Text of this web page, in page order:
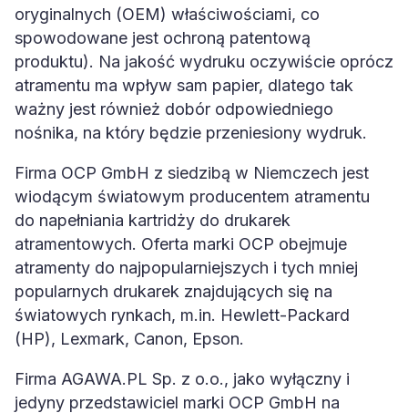
oryginalnych (OEM) właściwościami, co
spowodowane jest ochroną patentową
produktu). Na jakość wydruku oczywiście oprócz
atramentu ma wpływ sam papier, dlatego tak
ważny jest również dobór odpowiedniego
nośnika, na który będzie przeniesiony wydruk.
Firma OCP GmbH z siedzibą w Niemczech jest
wiodącym światowym producentem atramentu
do napełniania kartridży do drukarek
atramentowych. Oferta marki OCP obejmuje
atramenty do najpopularniejszych i tych mniej
popularnych drukarek znajdujących się na
światowych rynkach, m.in. Hewlett-Packard
(HP), Lexmark, Canon, Epson.
Firma AGAWA.PL Sp. z o.o., jako wyłączny i
jedyny przedstawiciel marki OCP GmbH na